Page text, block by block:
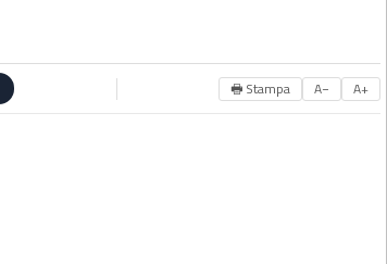
🖶 Stampa A− A+